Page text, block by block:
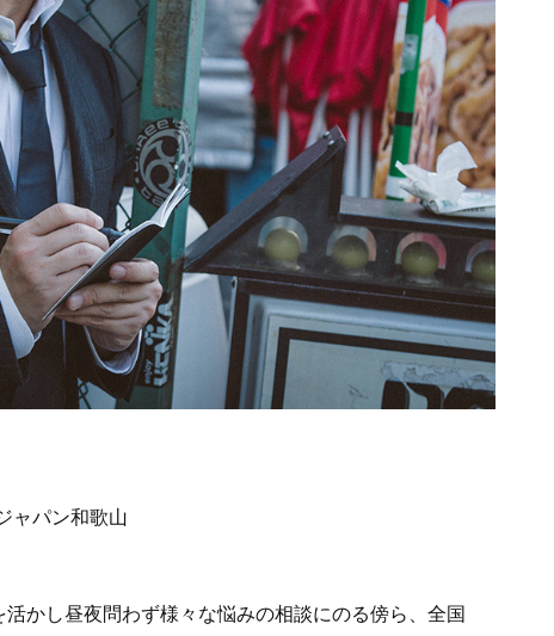
ャパン和歌山
かし昼夜問わず様々な悩みの相談にのる傍ら、全国